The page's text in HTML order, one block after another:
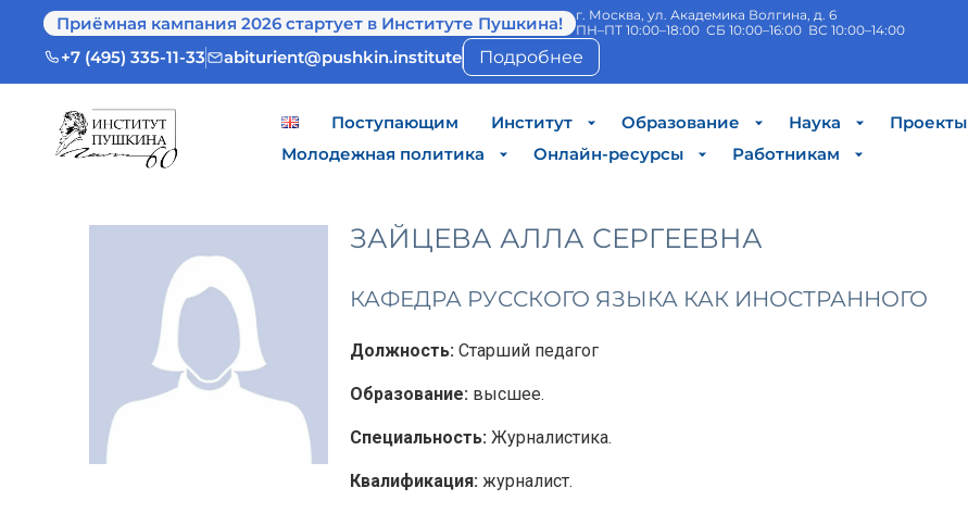
Приёмная кампания 2026 стартует в Институте Пушкина!
г. Москва, ул. Академика Волгина, д. 6
ПН–ПТ 10:00–18:00 СБ 10:00–16:00 ВС 10:00–14:00
+7 (495) 335-11-33 abiturient@pushkin.institute Подробнее
Поступающим Институт Образование Наука
Проекты
Молодежная политика
Онлайн-ресурсы Работникам
ЗАЙЦЕВА АЛЛА СЕРГЕЕВНА
КАФЕДРА РУССКОГО ЯЗЫКА КАК ИНОСТРАННОГО
Должность: Старший педагог
Образование: высшее.
Специальность: Журналистика.
Квалификация: журналист.